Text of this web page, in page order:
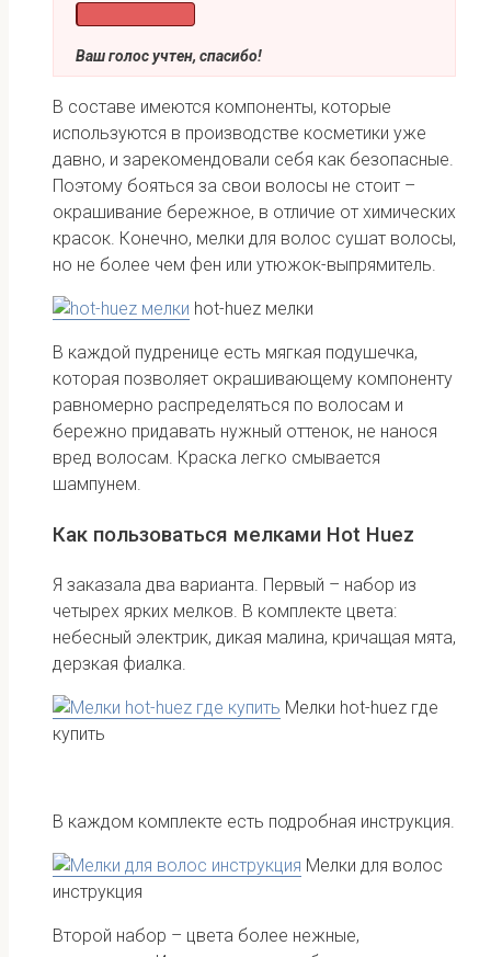
Ваш голос учтен, спасибо!
В составе имеются компоненты, которые
используются в производстве косметики уже
давно, и зарекомендовали себя как безопасные.
Поэтому бояться за свои волосы не стоит –
окрашивание бережное, в отличие от химических
красок. Конечно, мелки для волос сушат волосы,
но не более чем фен или утюжок-выпрямитель.
hot-huez мелки
В каждой пудренице есть мягкая подушечка,
которая позволяет окрашивающему компоненту
равномерно распределяться по волосам и
бережно придавать нужный оттенок, не нанося
вред волосам. Краска легко смывается
шампунем.
Как пользоваться мелками Hot Huez
Я заказала два варианта. Первый – набор из
четырех ярких мелков. В комплекте цвета:
небесный электрик, дикая малина, кричащая мята,
дерзкая фиалка.
Мелки hot-huez где
купить
В каждом комплекте есть подробная инструкция.
Мелки для волос
инструкция
Второй набор – цвета более нежные,